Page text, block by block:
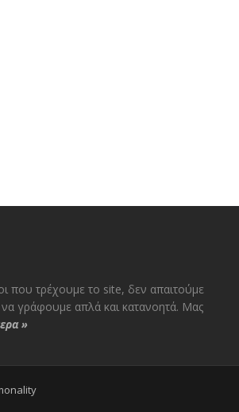
που τρέχουμε το site, δεν απαιτούμε
γράφουμε απλά και κατανοητά. Μας
»